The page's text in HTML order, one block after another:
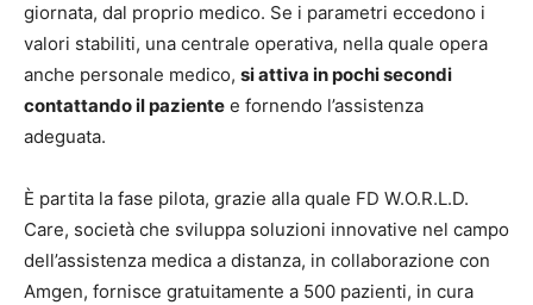
giornata, dal proprio medico. Se i parametri eccedono i
valori stabiliti, una centrale operativa, nella quale opera
anche personale medico, si attiva in pochi secondi
contattando il paziente e fornendo l’assistenza
adeguata.
È partita la fase pilota, grazie alla quale FD W.O.R.L.D.
Care, società che sviluppa soluzioni innovative nel campo
dell’assistenza medica a distanza, in collaborazione con
Amgen, fornisce gratuitamente a 500 pazienti, in cura